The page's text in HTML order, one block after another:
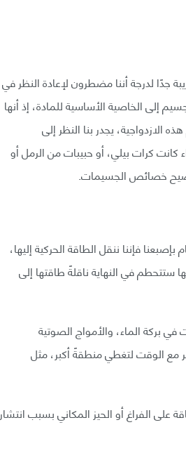
جدًا لدرجة أننا مضطرون لإعادة النظر في
إلى الخاصية الأساسية للمادة، إذ أنها
يجدر بنا النظر إلى
كانت كرات بيلي، أو حبيبات من الرمل أو
خصائص الجسيمات.
فإننا ننقل الطاقة الحركية إليها،
ستتحطم في النهاية ناقلةً طاقتها إلى
بركة الماء، والأمواج الصوتية
مع الوقت لتغطي منطقةً أكبر، مثل
الفراغ أو الحيز المكاني بسبب انتشار